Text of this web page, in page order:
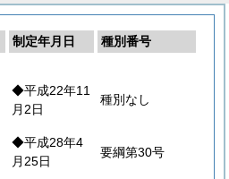
制定年月日
種別番号
◆平成22年11
月2日
種別なし
◆平成28年4
月25日
要綱第30号